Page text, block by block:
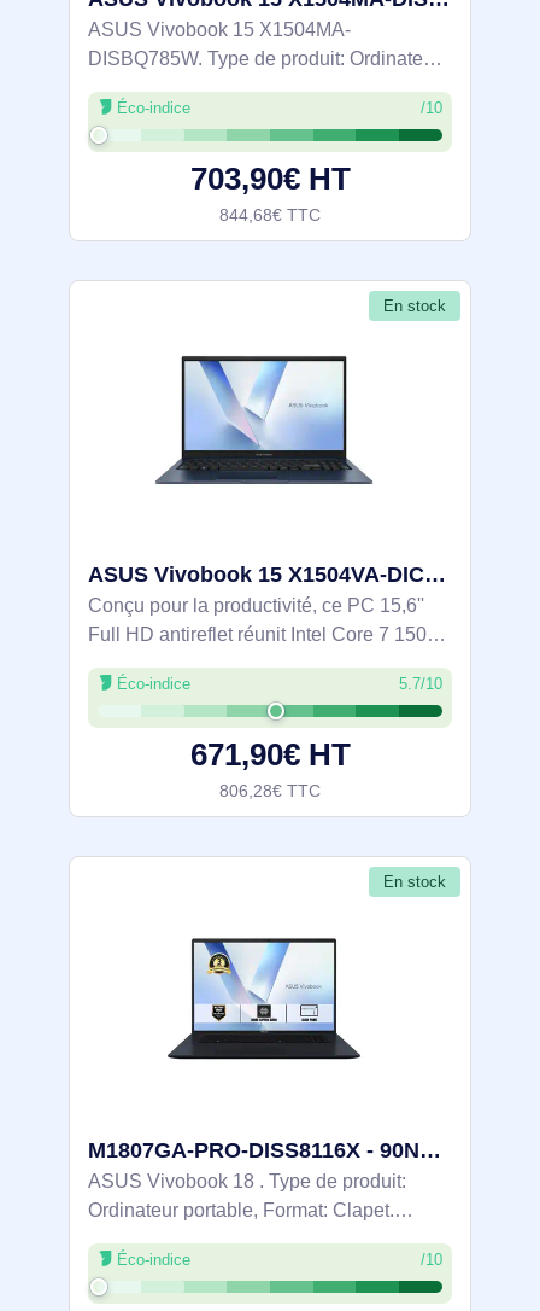
ASUS Vivobook 15 X1504MA-
DISBQ785W. Type de produit: Ordinateur
portable, Format: Clapet. Famille de
processeur: Intel Core 5, Modèle de
processeur: 315. Taille de l'écran: 39,6 cm
(15.6"), Type HD:
Éco-indice /10
703,90€ HT
844,68€ TTC
En stock
ASUS Vivobook 15 X1504VA-DICBQ4231W Intel Core 7 150U Ordinateur portable 39,6 cm (15.6") Full HD 16 - 90NB13Y1-M01WK0
Conçu pour la productivité, ce PC 15,6''
Full HD antireflet réunit Intel Core 7 150U,
16 Go DDR5 et SSD NVMe 512 Go pour
un travail fluide. À 1,7 kg, il intègre Wi-Fi 6,
Bluetooth 5.2 et une
Éco-indice 5.7/10
671,90€ HT
806,28€ TTC
En stock
M1807GA-PRO-DISS8116X - 90NB17Y1-M008E0
ASUS Vivobook 18 . Type de produit:
Ordinateur portable, Format: Clapet.
Famille de processeur: AMD Ryzen AI 7,
Modèle de processeur: 445, Fréquence du
processeur: 2 GHz. Taille de l'écran: 45,7
Éco-indice /10